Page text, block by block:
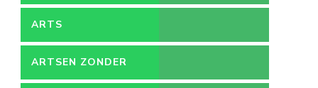
ARTS
ARTSEN ZONDER